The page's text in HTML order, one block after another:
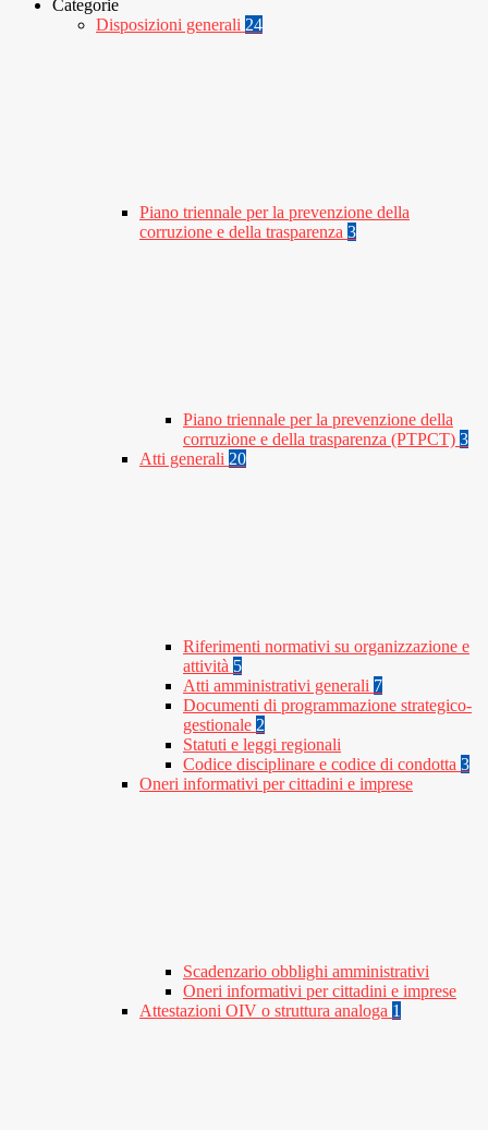
Categorie
Disposizioni generali 24
Piano triennale per la prevenzione della
corruzione e della trasparenza 3
Piano triennale per la prevenzione della
corruzione e della trasparenza (PTPCT) 3
Atti generali 20
Riferimenti normativi su organizzazione e
attività 5
Atti amministrativi generali 7
Documenti di programmazione strategico-
gestionale 2
Statuti e leggi regionali
Codice disciplinare e codice di condotta 3
Oneri informativi per cittadini e imprese
Scadenzario obblighi amministrativi
Oneri informativi per cittadini e imprese
Attestazioni OIV o struttura analoga 1